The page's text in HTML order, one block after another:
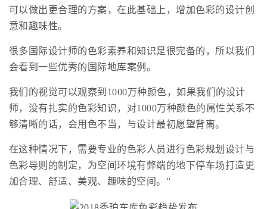
可以做出更合理的方案，在此基础上，增加色彩的设计创
意和趣味性。
很多国际设计师的色彩素养和知识是很完备的，所以我们
会看到一些优秀的国际地库案例。
我们的视觉可以观察到1000万种颜色，如果我们的设计
师，没有扎实的色彩知识，对1000万种颜色的属性关系不
够清晰的话，会用色不当，与设计最初愿望背离。
在这种情况下，需要专业的色彩人员进行色彩规划设计与
色彩导则的制定，为空间环境有弊端的地下停车场打造更
加合理、舒适、美观、趣味的空间。”